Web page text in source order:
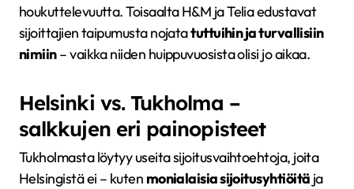
houkuttelevuutta. Toisaalta H&M ja Telia edustavat
sijoittajien taipumusta nojatatuttuihin ja turvallisiin
nimiin– vaikka niiden huippuvuosista olisi jo aikaa.
Helsinki vs. Tukholma –
salkkujen eri painopisteet
Tukholmasta löytyy useita sijoitusvaihtoehtoja, joita
Helsingistä ei – kuten monialaisia sijoitusyhtiöitä ja